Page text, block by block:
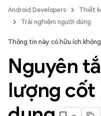
Android Developers Thiết
Trải nghiệm người dùng
Thông tin này có hữu ích
Nguyên
lượng cốt